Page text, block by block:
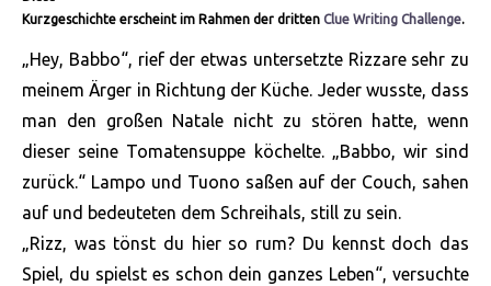
Kurzgeschichte erscheint im Rahmen der dritten Clue Writing Challenge.
„Hey, Babbo“, rief der etwas untersetzte Rizzare sehr zu
meinem Ärger in Richtung der Küche. Jeder wusste, dass
man den großen Natale nicht zu stören hatte, wenn
dieser seine Tomatensuppe köchelte. „Babbo, wir sind
zurück.“ Lampo und Tuono saßen auf der Couch, sahen
auf und bedeuteten dem Schreihals, still zu sein.
„Rizz, was tönst du hier so rum? Du kennst doch das
Spiel, du spielst es schon dein ganzes Leben“, versuchte